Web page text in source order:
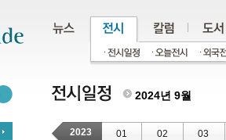
2024년 9월
2023 01 02 03